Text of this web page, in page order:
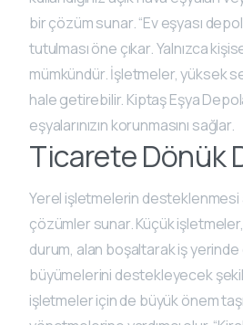
bir çözüm sunar. “Ev eşyası
tutulması öne çıkar. Yalnızca
mümkündür. İşletmeler, yüksek
hale getirebilir. Kiptaş Eşya
eşyalarınızın korunmasını sağlar.
Ticarete Dönük
Yerel işletmelerin desteklenmesi
çözümler sunar. Küçük
durum, alan boşaltarak iş
büyümelerini destekleyecek
işletmeler için de büyük önem